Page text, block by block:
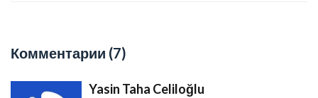
Комментарии (7)
Yasin Taha Celiloğlu